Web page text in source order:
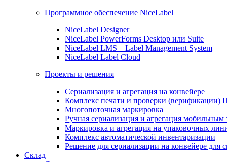
Программное обеспечение NiceLabel
NiceLabel Designer
NiceLabel PowerForms Desktop или Suite
NiceLabel LMS – Label Management System
NiceLabel Label Cloud
Проекты и решения
Сериализация и агрегация на конвейере
Комплекс печати и проверки (верификации)
Многопоточная маркировка
Ручная сериализация и агрегация
Маркировка и агрегация на упаковочных
Комплекс автоматической инвентаризации
Решение для сериализации на конвейере для
Склад